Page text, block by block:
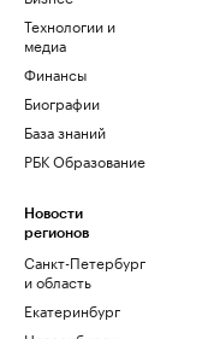
Технологии и
медиа
Финансы
Биографии
База знаний
РБК Образование
Новости
регионов
Санкт-Петербург
и область
Екатеринбург